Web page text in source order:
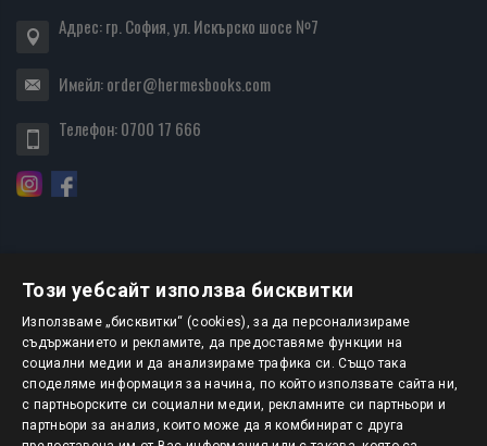
Адрес: гр. София, ул. Искърско шосе №7
Имейл:order@hermesbooks.com
Телефон:0700 17 666
БЮЛЕТИН
АБОНИРАНЕ
Този уебсайт използва бисквитки
Използваме „бисквитки“ (cookies), за да персонализираме
съдържанието и рекламите, да предоставяме функции на
социални медии и да анализираме трафика си. Също така
споделяме информация за начина, по който използвате сайта ни,
с партньорските си социални медии, рекламните си партньори и
партньори за анализ, които може да я комбинират с друга